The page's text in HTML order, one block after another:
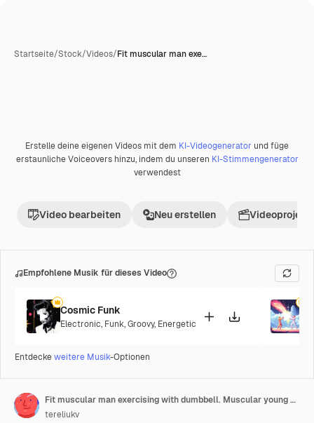
Startseite/Stock/Videos/Fit muscular man exe…
Premium
Erstelle deine eigenen Videos mit dem KI-Videogenerator und füge
erstaunliche Voiceovers hinzu, indem du unseren KI-Stimmengenerator
verwendest
Video bearbeiten Neu erstellen Videoprojekt
Empfohlene Musik für dieses Video
Cosmic Funk
Electronic, Funk,Groovy, Energetic
Entdeckeweitere Musik-Optionen
Fit muscular man exercising with dumbbell. Muscular young man lifting weights on gym background with blue light filter. Vertical video
tereliukv